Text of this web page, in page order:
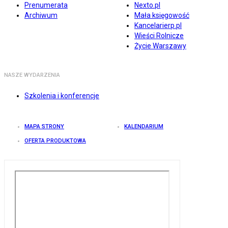
Prenumerata
Archiwum
Nexto.pl
Mała księgowość
Kancelarierp.pl
Wieści Rolnicze
Życie Warszawy
NASZE WYDARZENIA
Szkolenia i konferencje
MAPA STRONY KALENDARIUM
OFERTA PRODUKTOWA